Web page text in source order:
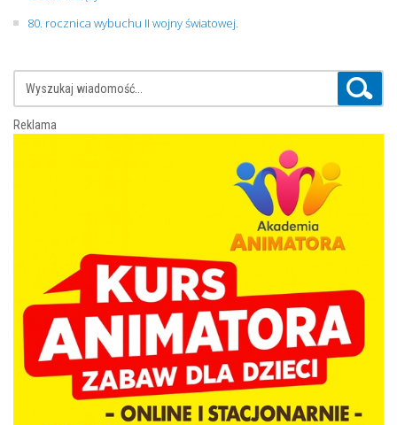
80. rocznica wybuchu II wojny światowej.
Reklama